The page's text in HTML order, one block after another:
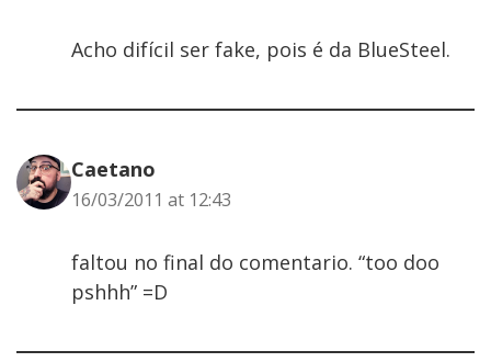
Acho difícil ser fake, pois é da BlueSteel.
Caetano
16/03/2011 at 12:43
faltou no final do comentario. “too doo
pshhh” =D